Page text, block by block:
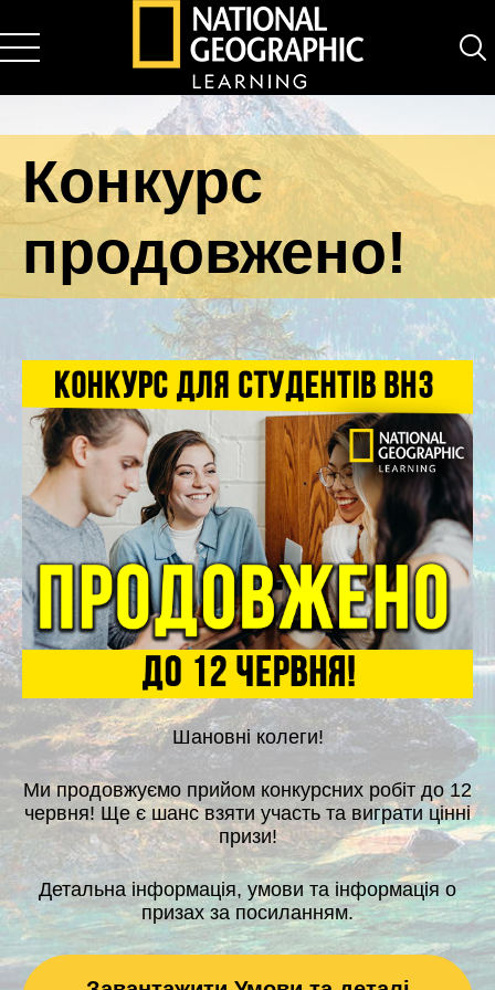
National Geographic Learning
Конкурс
продовжено!
Шановні колеги!
Ми продовжуємо прийом конкурсних робіт до 12
червня! Ще є шанс взяти участь та виграти цінні
призи!
Детальна інформація, умови та інформація о
призах за посиланням.